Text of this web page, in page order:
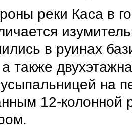
реки Каса в
в руинах
также
на
12-